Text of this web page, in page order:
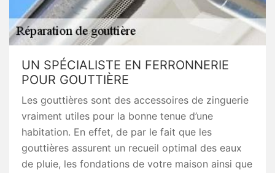
UN SPÉCIALISTE EN FERRONNERIE
POUR GOUTTIÈRE
Les gouttières sont des accessoires de zinguerie
vraiment utiles pour la bonne tenue d’une
habitation. En effet, de par le fait que les
gouttières assurent un recueil optimal des eaux
de pluie, les fondations de votre maison ainsi que